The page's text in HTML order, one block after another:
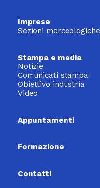
Imprese
Sezioni merceologiche
Stampa e media
Notizie
Comunicati stampa
Obiettivo industria
Video
Appuntamenti
Formazione
Contatti